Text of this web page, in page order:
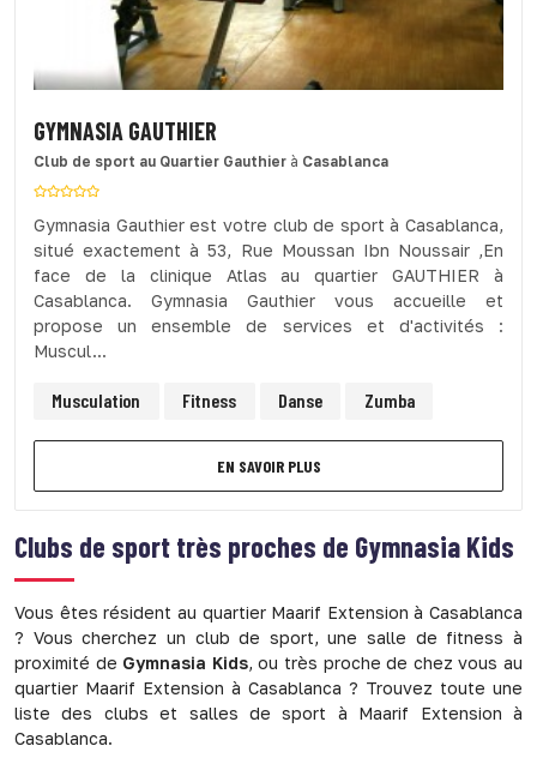
GYMNASIA GAUTHIER
Club de sport au Quartier Gauthier à Casablanca
Gymnasia Gauthier est votre club de sport à Casablanca,
situé exactement à 53, Rue Moussan Ibn Noussair ,En
face de la clinique Atlas au quartier GAUTHIER à
Casablanca. Gymnasia Gauthier vous accueille et
propose un ensemble de services et d'activités :
Muscul...
Musculation Fitness Danse Zumba
EN SAVOIR PLUS
Clubs de sport très proches de Gymnasia Kids
Vous êtes résident au quartier Maarif Extension à Casablanca
? Vous cherchez un club de sport, une salle de fitness à
proximité de Gymnasia Kids, ou très proche de chez vous au
quartier Maarif Extension à Casablanca ? Trouvez toute une
liste des clubs et salles de sport à Maarif Extension à
Casablanca.